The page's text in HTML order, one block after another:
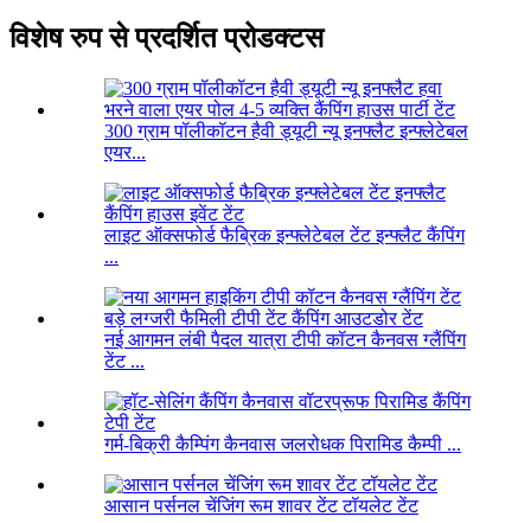
विशेष रुप से प्रदर्शित प्रोडक्टस
300 ग्राम पॉलीकॉटन हैवी ड्यूटी न्यू इनफ्लैट इन्फ्लेटेबल
एयर...
लाइट ऑक्सफोर्ड फैब्रिक इन्फ्लेटेबल टेंट इन्फ्लैट कैंपिंग
...
नई आगमन लंबी पैदल यात्रा टीपी कॉटन कैनवस ग्लैंपिंग
टेंट ...
गर्म-बिक्री कैम्पिंग कैनवास जलरोधक पिरामिड कैम्पी ...
आसान पर्सनल चेंजिंग रूम शावर टेंट टॉयलेट टेंट